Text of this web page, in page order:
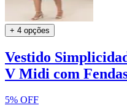
+ 4 opções
Vestido
V Midi com
5% OFF